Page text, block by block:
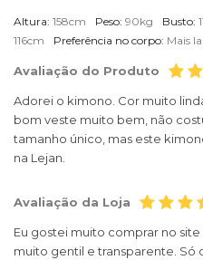
Altura: 158cm Peso: 90kg Busto:
116cm
Preferência no corpo: Mais
Avaliação do Produto
Adorei o kimono. Cor muito
bom veste muito bem, não
tamanho único, mas este
na Lejan.
Avaliação da Loja
Eu gostei muito comprar no
muito gentil e transparente. Só